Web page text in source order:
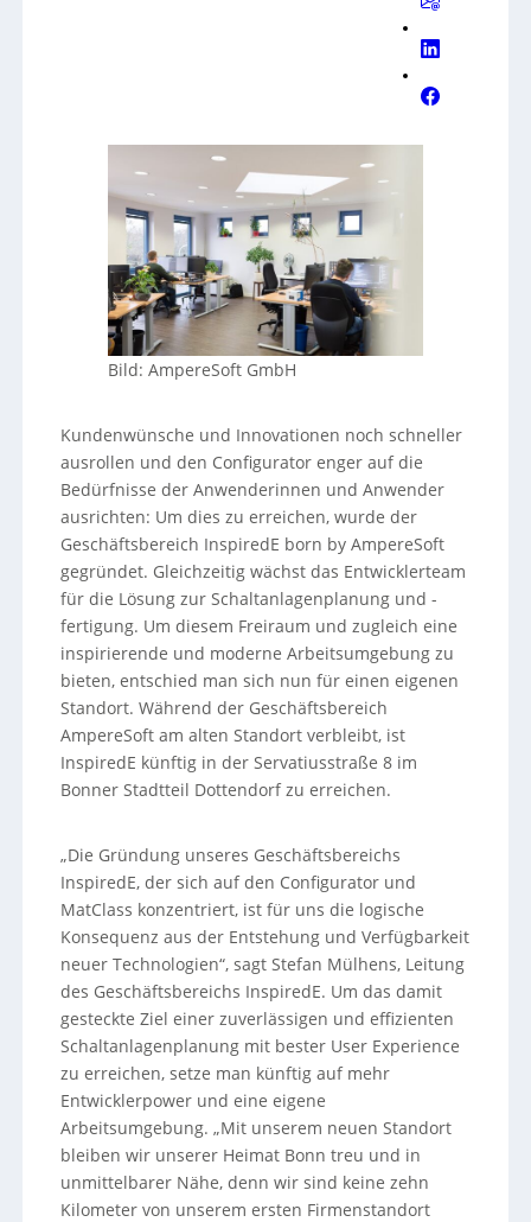
Bild: AmpereSoft GmbH
Kundenwünsche und Innovationen noch schneller
ausrollen und den Configurator enger auf die
Bedürfnisse der Anwenderinnen und Anwender
ausrichten: Um dies zu erreichen, wurde der
Geschäftsbereich InspiredE born by AmpereSoft
gegründet. Gleichzeitig wächst das Entwicklerteam
für die Lösung zur Schaltanlagenplanung und -
fertigung. Um diesem Freiraum und zugleich eine
inspirierende und moderne Arbeitsumgebung zu
bieten, entschied man sich nun für einen eigenen
Standort. Während der Geschäftsbereich
AmpereSoft am alten Standort verbleibt, ist
InspiredE künftig in der Servatiusstraße 8 im
Bonner Stadtteil Dottendorf zu erreichen.
„Die Gründung unseres Geschäftsbereichs
InspiredE, der sich auf den Configurator und
MatClass konzentriert, ist für uns die logische
Konsequenz aus der Entstehung und Verfügbarkeit
neuer Technologien“, sagt Stefan Mülhens, Leitung
des Geschäftsbereichs InspiredE. Um das damit
gesteckte Ziel einer zuverlässigen und effizienten
Schaltanlagenplanung mit bester User Experience
zu erreichen, setze man künftig auf mehr
Entwicklerpower und eine eigene
Arbeitsumgebung. „Mit unserem neuen Standort
bleiben wir unserer Heimat Bonn treu und in
unmittelbarer Nähe, denn wir sind keine zehn
Kilometer von unserem ersten Firmenstandort